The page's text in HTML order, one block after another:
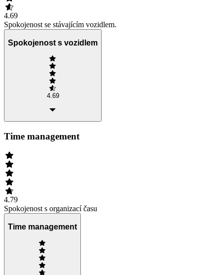
4.69
Spokojenost se stávajícím vozidlem.
Spokojenost s vozidlem
4.69
Time management
4.79
Spokojenost s organizací času
Time management